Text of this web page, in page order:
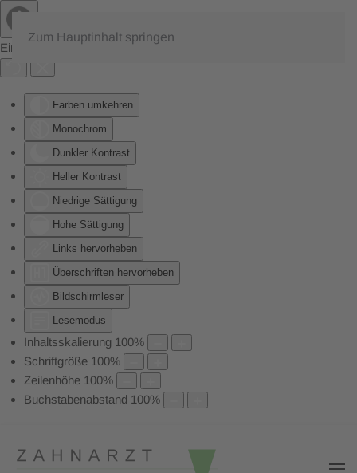
Eingabehilfen öffnen
Farben umkehren
Monochrom
Dunkler Kontrast
Heller Kontrast
Niedrige Sättigung
Hohe Sättigung
Links hervorheben
Überschriften hervorheben
Bildschirmleser
Lesemodus
Inhaltsskalierung 100%
Schriftgröße 100%
Zeilenhöhe 100%
Buchstabenabstand 100%
Zum Hauptinhalt springen